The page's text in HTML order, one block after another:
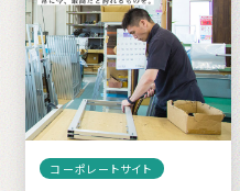
コーポレートサイト